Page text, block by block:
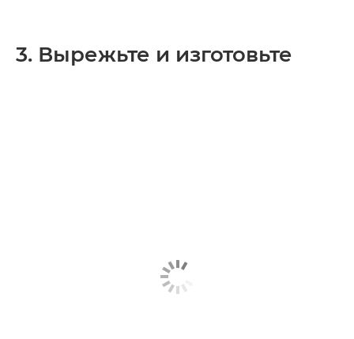
3. Вырежьте и изготовьте